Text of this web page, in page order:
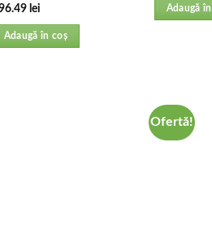
la
lei
Adaugă în coș
Adaugă
Ofertă!